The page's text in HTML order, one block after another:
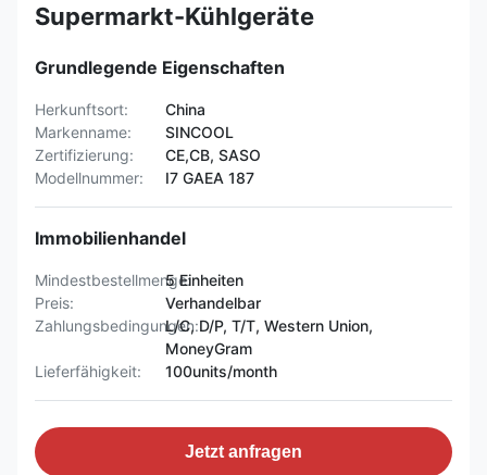
Supermarkt-Kühlgeräte
Grundlegende Eigenschaften
Herkunftsort:
China
Markenname:
SINCOOL
Zertifizierung:
CE,CB, SASO
Modellnummer:
I7 GAEA 187
Immobilienhandel
Mindestbestellmenge:5 Einheiten
Preis:
Verhandelbar
Zahlungsbedingungen:L/C, D/P, T/T, Western Union,
MoneyGram
Lieferfähigkeit:
100units/month
Jetzt anfragen